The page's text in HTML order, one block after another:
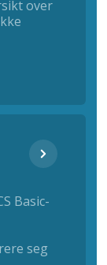
over
Basic-
seg